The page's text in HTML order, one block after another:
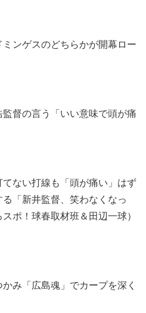
ンゲスのどちらかが開幕ロー
督の言う「いい意味で頭が痛
ない打線も「頭が痛い」はず
「新井監督、笑わなくなっ
ポ！球春取材班＆田辺一球）
み「広島魂」でカープを深く